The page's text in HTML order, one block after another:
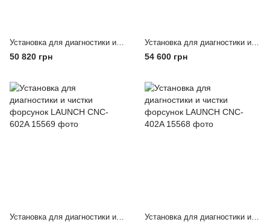
Установка для диагностики и чистки форсунок (6 форсунок, тележка, ультразвуковая ванна с таймером) G.I. KRAFT GI19114
50 820 грн
Установка для диагностики и чистки форсунок LAUNCH CNC-601A
54 600 грн
Установка для диагностики и чистки форсунок LAUNCH CNC-602A Установка для диагностики и чистки форсунок LAUNCH CNC-402A